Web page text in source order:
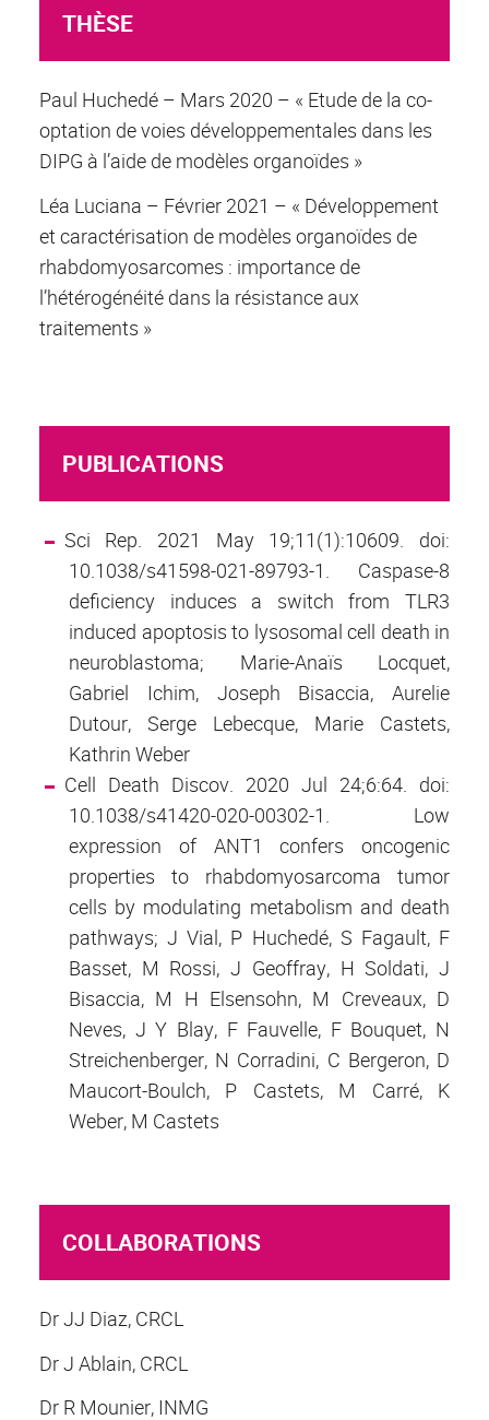
THÈSE
Paul Huchedé – Mars 2020 – « Etude de la co-
optation de voies développementales dans les
DIPG à l’aide de modèles organoïdes »
Léa Luciana – Février 2021 – « Développement
et caractérisation de modèles organoïdes de
rhabdomyosarcomes : importance de
l’hétérogénéité dans la résistance aux
traitements »
PUBLICATIONS
Sci Rep. 2021 May 19;11(1):10609. doi:
10.1038/s41598-021-89793-1. Caspase-8
deficiency induces a switch from TLR3
induced apoptosis to lysosomal cell death in
neuroblastoma; Marie-Anaïs Locquet,
Gabriel Ichim, Joseph Bisaccia, Aurelie
Dutour, Serge Lebecque, Marie Castets,
Kathrin Weber
Cell Death Discov. 2020 Jul 24;6:64. doi:
10.1038/s41420-020-00302-1. Low
expression of ANT1 confers oncogenic
properties to rhabdomyosarcoma tumor
cells by modulating metabolism and death
pathways; J Vial, P Huchedé, S Fagault, F
Basset, M Rossi, J Geoffray, H Soldati, J
Bisaccia, M H Elsensohn, M Creveaux, D
Neves, J Y Blay, F Fauvelle, F Bouquet, N
Streichenberger, N Corradini, C Bergeron, D
Maucort-Boulch, P Castets, M Carré, K
Weber, M Castets
COLLABORATIONS
Dr JJ Diaz, CRCL
Dr J Ablain, CRCL
Dr R Mounier, INMG